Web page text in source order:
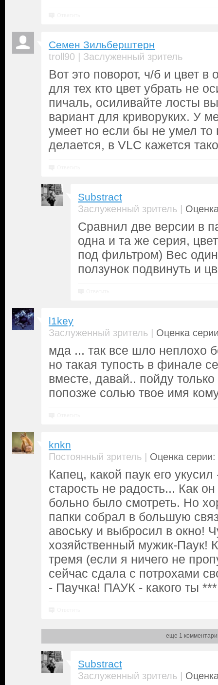
Семен Зильберштерн
troll90 | Заслуженный зритель
Вот это поворот, ч/б и цвет
для тех кто цвет убрать не
пичаль, осиливайте лосты
вариант для криворуких. У
умеет но если бы не умел то
делается, в VLC кажется
Substract
Заслуженный зритель |
Сравнил две версии в
одна и та же серия,
под фильтром) Вес
ползунок подвинуть и
l1key
Заслуженный зритель | Оценка
мда ... так все шло неплохо
но такая тупость в финале
вместе, давай.. пойду
попозже солью твое имя
knkn
Постоянный зритель | Оценка серии:
Капец, какой паук его
старость не радость... Как
больно было смотреть. Но
папки собрал в большую
авоську и выбросил в окно!
хозяйственный мужик-Паук!
тремя (если я ничего не
сейчас сдала с потрохами
- Паучка! ПАУК - какого ты
еще 1
Substract
Заслуженный зритель |